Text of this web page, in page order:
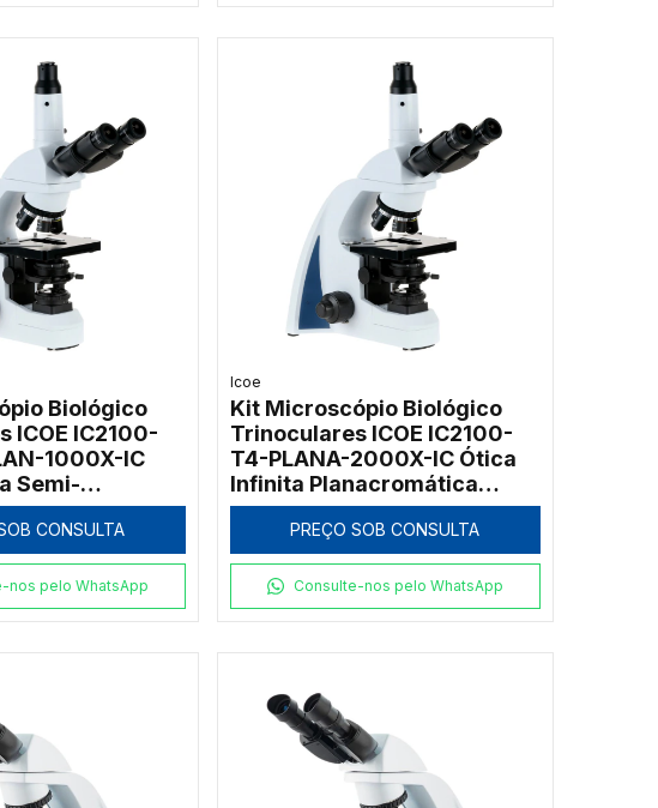
Biológico
ICOE IC2100-
1000X-IC
Semi-
1000x
CONSULTA
nos pelo WhatsApp
Icoe
Kit Microscópio Biológico
Trinoculares ICOE IC2100-
T4-PLANA-2000X-IC Ótica
Infinita Planacromática
2000x
PREÇO SOB CONSULTA
Consulte-nos pelo WhatsApp